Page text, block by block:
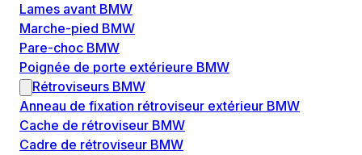
Lames avant BMW
Marche-pied BMW
Pare-choc BMW
Poignée de porte extérieure BMW
Rétroviseurs BMW
Anneau de fixation rétroviseur extérieur BMW
Cache de rétroviseur BMW
Cadre de rétroviseur BMW